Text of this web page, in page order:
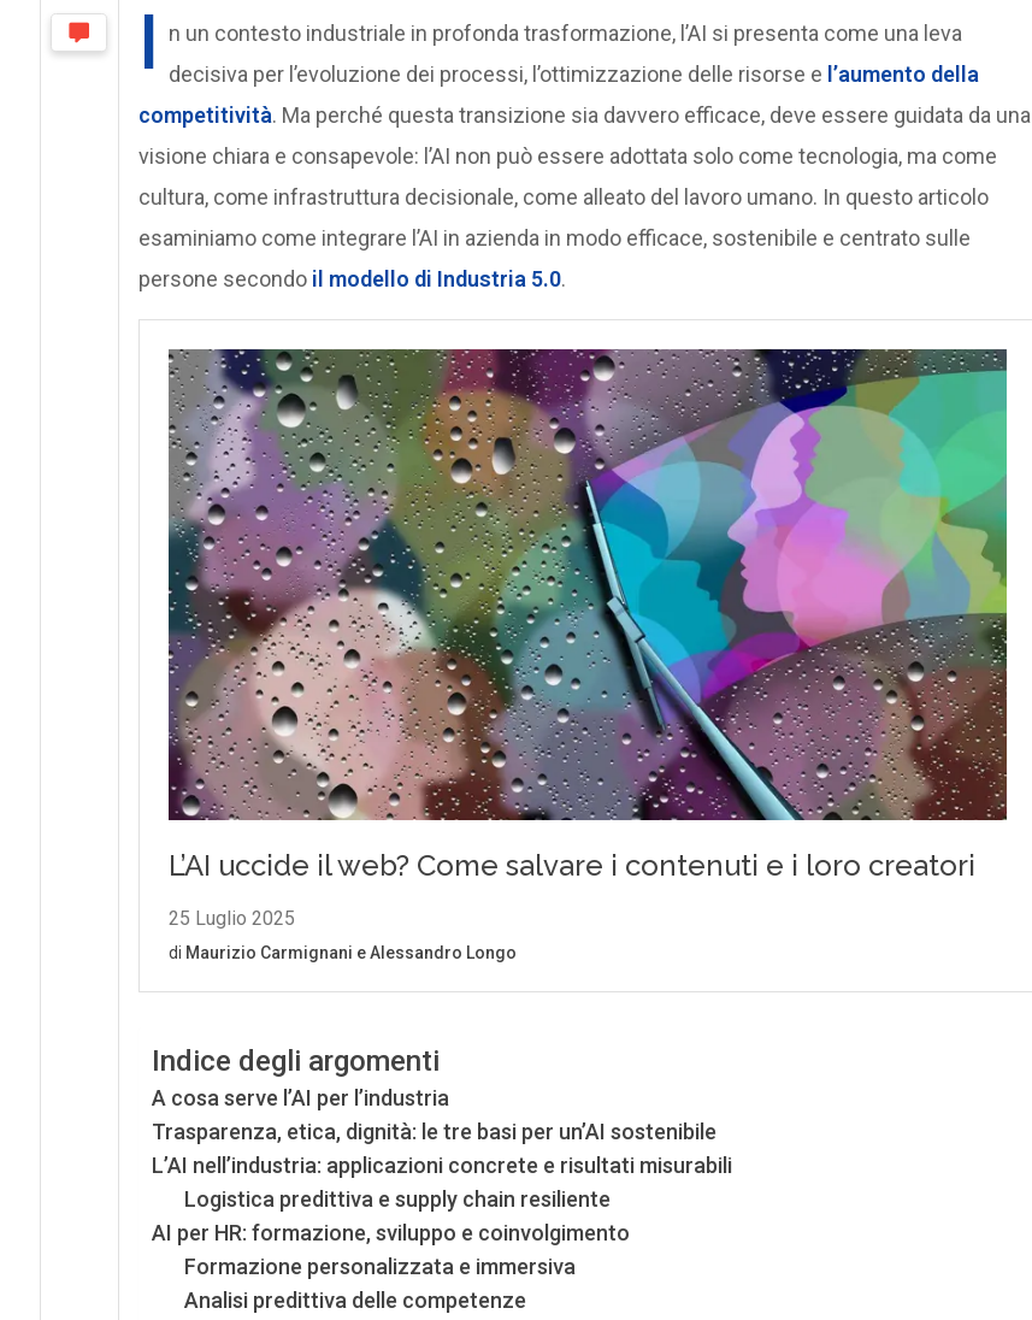
I
n un contesto industriale in profonda trasformazione, l’AI si presenta come una leva
decisiva per l’evoluzione dei processi, l’ottimizzazione delle risorse e l’aumento della
competitività. Ma perché questa transizione sia davvero efficace, deve essere guidata da una
visione chiara e consapevole: l’AI non può essere adottata solo come tecnologia, ma come
cultura, come infrastruttura decisionale, come alleato del lavoro umano. In questo articolo
esaminiamo come integrare l’AI in azienda in modo efficace, sostenibile e centrato sulle
persone secondoil modello di Industria 5.0.
Indice degli argomenti
A cosa serve l’AI per l’industria
Trasparenza, etica, dignità: le tre basi per un’AI sostenibile
L’AI nell’industria: applicazioni concrete e risultati misurabili
Logistica predittiva e supply chain resiliente
AI per HR: formazione, sviluppo e coinvolgimento
Formazione personalizzata e immersiva
Analisi predittiva delle competenze